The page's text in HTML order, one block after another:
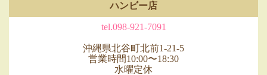
ハンビー店
tel.098-921-7091
沖縄県北谷町北前1-21-5
営業時間10:00〜18:30
水曜定休